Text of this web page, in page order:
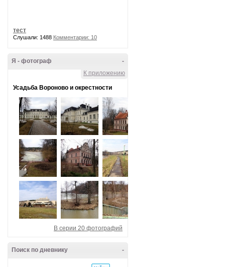
тест
Слушали: 1488 Комментарии: 10
-
Я - фотограф
К приложению
Усадьба Вороново и окрестности
В серии 20 фотографий
-
Поиск по дневнику